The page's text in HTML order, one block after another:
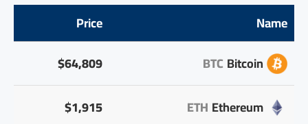
Name
Price
Bitcoin
BTC
$64,809
Ethereum
ETH
$1,915